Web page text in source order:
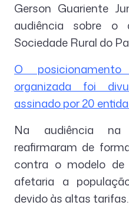
Gerson Guariente
audiência sobre o
Sociedade Rural do
O
organizada foi
assinado por 20
Na audiência na
reafirmaram de
contra o modelo de
afetaria a
devido às altas tarifas.